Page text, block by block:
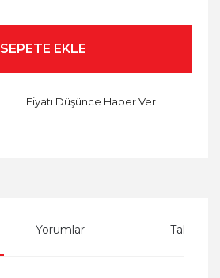
SEPETE EKLE
Fiyatı Düşünce Haber Ver
Yorumlar Taksit